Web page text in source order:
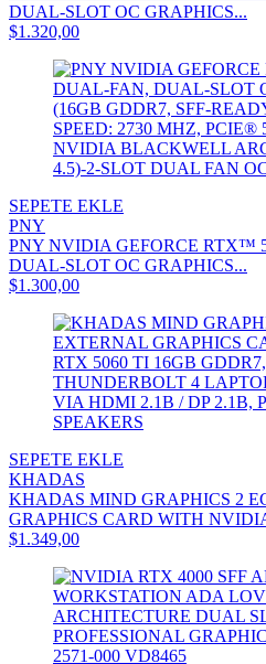
DUAL-SLOT OC GRAPHICS...
$1.320,00
SEPETE EKLE
PNY
PNY NVIDIA GEFORCE RTX™
DUAL-SLOT OC GRAPHICS...
$1.300,00
SEPETE EKLE
KHADAS
KHADAS MIND GRAPHICS 2
GRAPHICS CARD WITH
$1.349,00